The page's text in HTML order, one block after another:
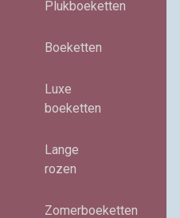
Plukboeketten
Boeketten
Luxe
boeketten
Lange
rozen
Zomerboeketten